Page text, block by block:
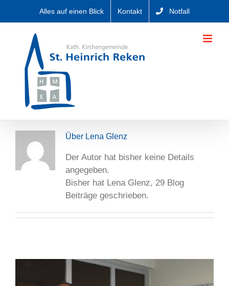
Alles auf einen Blick Kontakt Notfall
Über Lena Glenz
Der Autor hat bisher keine Details
angegeben.
Bisher hat Lena Glenz, 29 Blog
Beiträge geschrieben.